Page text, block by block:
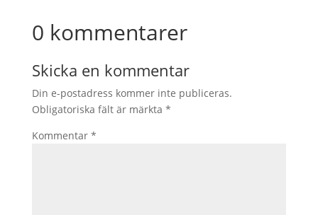
0 kommentarer
Skicka en kommentar
Din e-postadress kommer inte publiceras.
Obligatoriska fält är märkta *
Kommentar *